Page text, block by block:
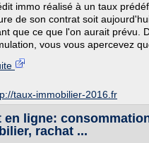
immo réalisé à un taux
de son contrat soit
que ce que l'on aurait prévu.
vous vous apercevez
taux-immobilier-2016.fr
en ligne:
rachat ...